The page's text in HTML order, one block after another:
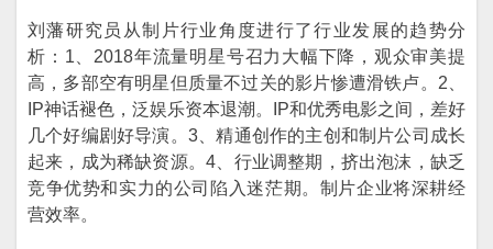
刘藩研究员从制片行业角度进行了行业发展的趋势分
析：1、2018年流量明星号召力大幅下降，观众审美提
高，多部空有明星但质量不过关的影片惨遭滑铁卢。2、
IP神话褪色，泛娱乐资本退潮。IP和优秀电影之间，差好
几个好编剧好导演。3、精通创作的主创和制片公司成长
起来，成为稀缺资源。4、行业调整期，挤出泡沫，缺乏
竞争优势和实力的公司陷入迷茫期。制片企业将深耕经
营效率。